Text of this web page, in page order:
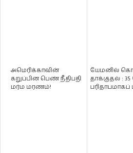
அமெரிக்காவின்
கறுப்பின பெண் நீதிபதி
மர்ம மரணம்!
யேமனில்
தாக்குதல் : 35
பரிதாபமாகப்